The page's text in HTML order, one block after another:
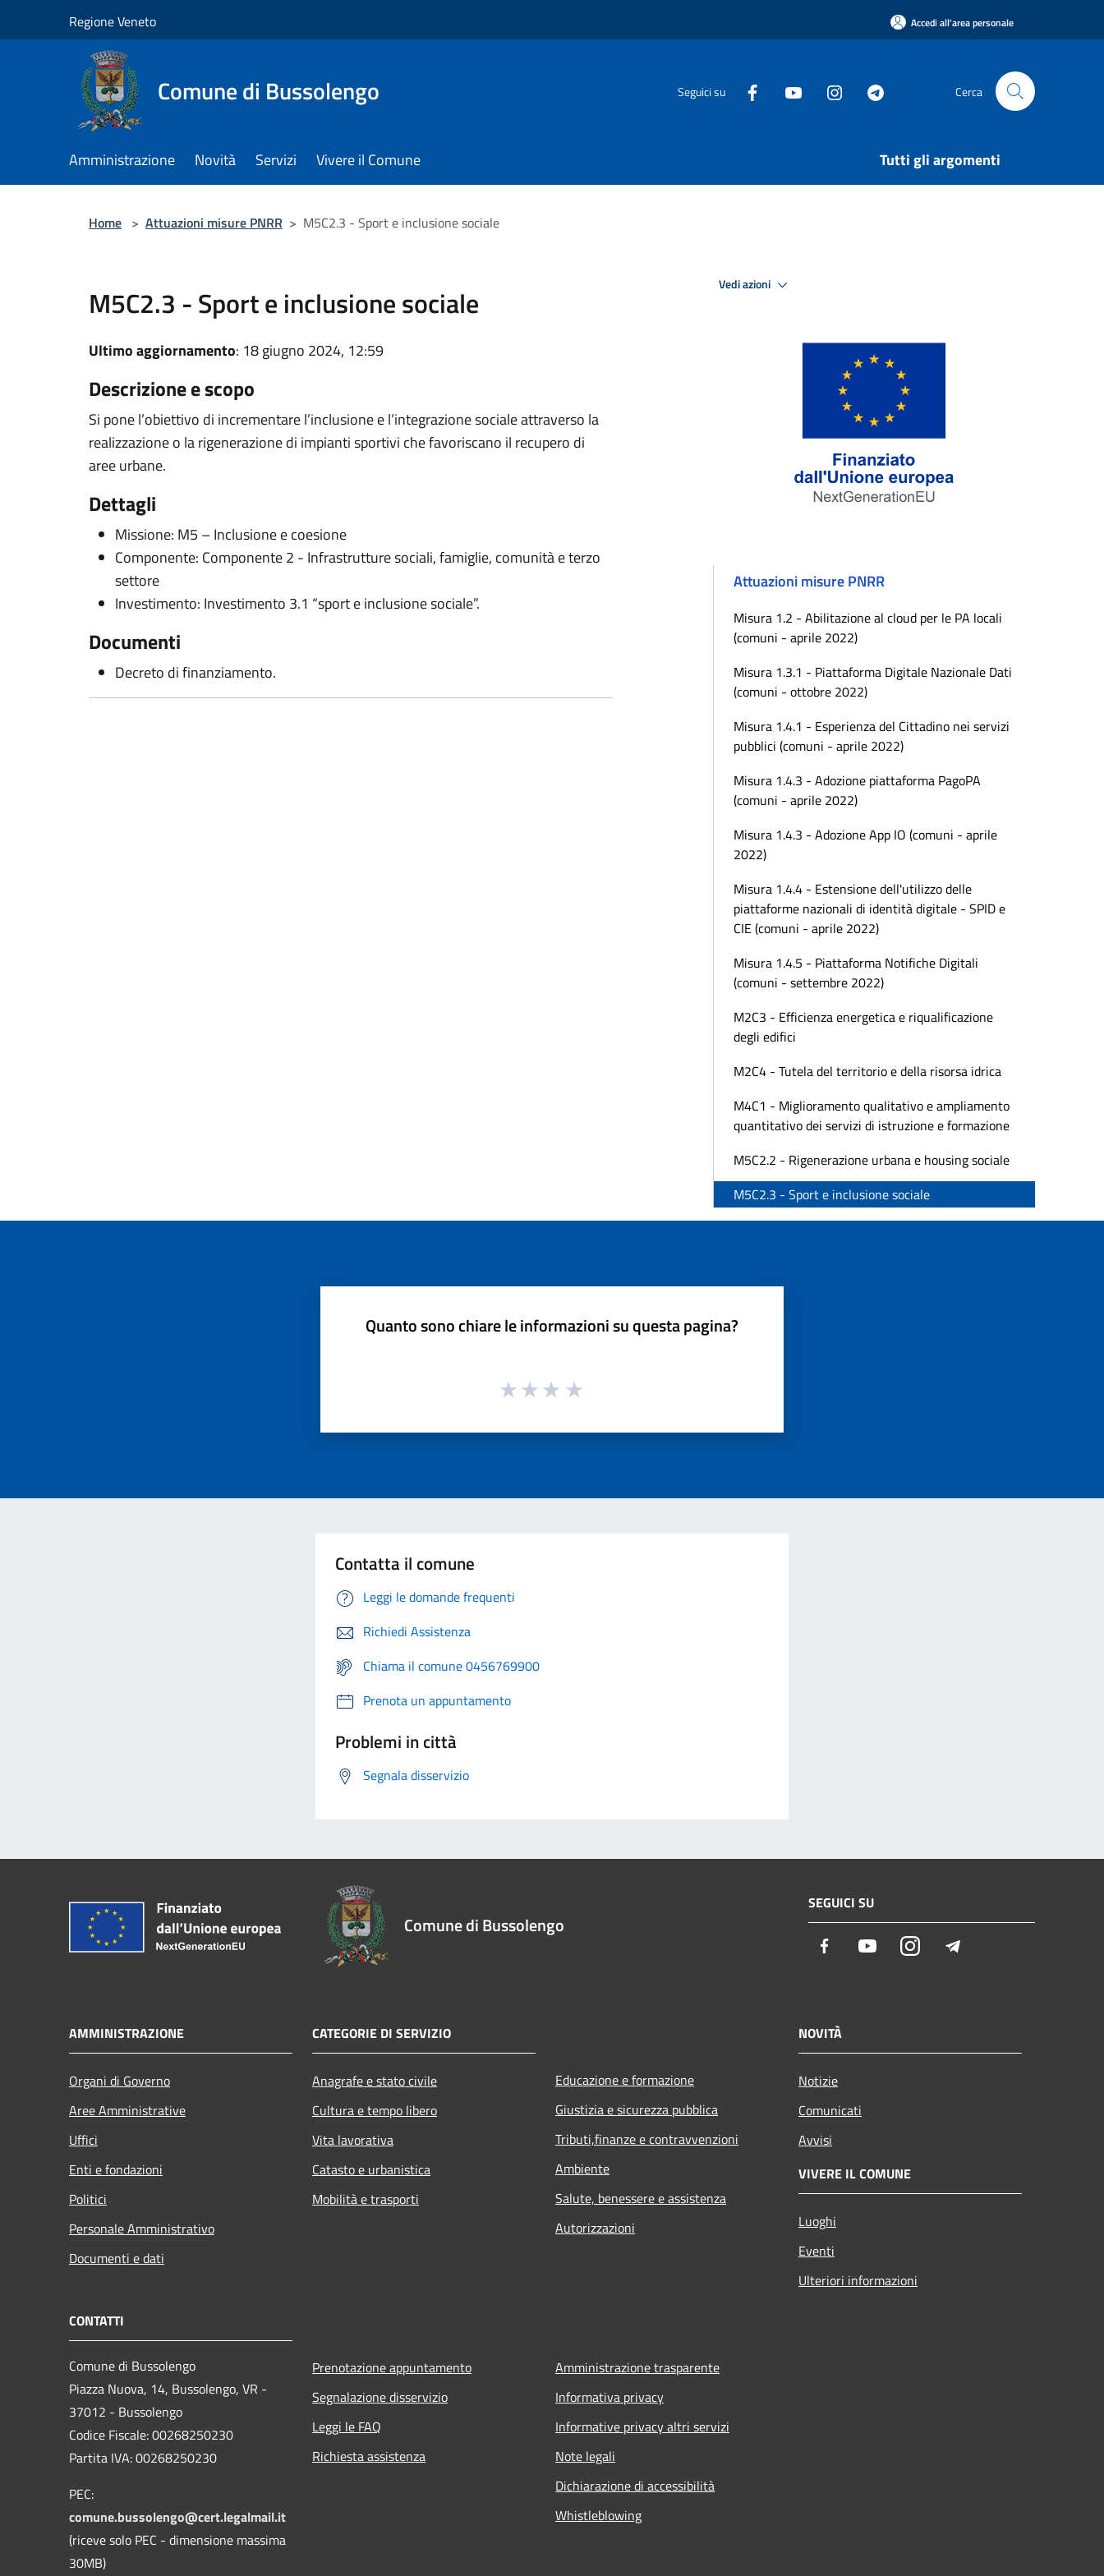
Regione Veneto Accedi all'area personale
Comune di Bussolengo Seguici su Cerca
Amministrazione Novità Servizi Vivere il Comune Tutti gli argomenti
Home > Attuazioni misure PNRR > M5C2.3 - Sport e inclusione sociale
M5C2.3 - Sport e inclusione sociale
Ultimo aggiornamento: 18 giugno 2024, 12:59
Descrizione e scopo
Si pone l’obiettivo di incrementare l’inclusione e l’integrazione sociale attraverso la
realizzazione o la rigenerazione di impianti sportivi che favoriscano il recupero di
aree urbane.
Dettagli
Missione: M5 – Inclusione e coesione
Componente: Componente 2 - Infrastrutture sociali, famiglie, comunità e terzo
settore
Investimento: Investimento 3.1 “sport e inclusione sociale”.
Documenti
Decreto di finanziamento.
Vedi azioni
Attuazioni misure PNRR
Misura 1.2 - Abilitazione al cloud per le PA locali
(comuni - aprile 2022)
Misura 1.3.1 - Piattaforma Digitale Nazionale Dati
(comuni - ottobre 2022)
Misura 1.4.1 - Esperienza del Cittadino nei servizi
pubblici (comuni - aprile 2022)
Misura 1.4.3 - Adozione piattaforma PagoPA
(comuni - aprile 2022)
Misura 1.4.3 - Adozione App IO (comuni - aprile
2022)
Misura 1.4.4 - Estensione dell'utilizzo delle
piattaforme nazionali di identità digitale - SPID e
CIE (comuni - aprile 2022)
Misura 1.4.5 - Piattaforma Notifiche Digitali
(comuni - settembre 2022)
M2C3 - Efficienza energetica e riqualificazione
degli edifici
M2C4 - Tutela del territorio e della risorsa idrica
M4C1 - Miglioramento qualitativo e ampliamento
quantitativo dei servizi di istruzione e formazione
M5C2.2 - Rigenerazione urbana e housing sociale
M5C2.3 - Sport e inclusione sociale
Quanto sono chiare le informazioni su questa pagina?
Contatta il comune
Leggi le domande frequenti
Richiedi Assistenza
Chiama il comune 0456769900
Prenota un appuntamento
Problemi in città
Segnala disservizio
Comune di Bussolengo
SEGUICI SU
Facebook YoutubeInstagram
AMMINISTRAZIONE
Organi di Governo
Aree Amministrative
Uffici
Enti e fondazioni
Politici
Personale Amministrativo
Documenti e dati
CATEGORIE DI SERVIZIO
Anagrafe e stato civile
Cultura e tempo libero
Vita lavorativa
Catasto e urbanistica
Mobilità e trasporti
Educazione e formazione
Giustizia e sicurezza pubblica
Tributi,finanze e contravvenzioni
Ambiente
Salute, benessere e assistenza
Autorizzazioni
NOVITÀ
Notizie
Comunicati
Avvisi
VIVERE IL COMUNE
Luoghi
Eventi
Ulteriori informazioni
CONTATTI
Comune di Bussolengo
Piazza Nuova, 14, Bussolengo, VR -
37012 - Bussolengo
Codice Fiscale: 00268250230
Partita IVA: 00268250230
PEC:
comune.bussolengo@cert.legalmail.it
(riceve solo PEC - dimensione massima
30MB)
Prenotazione appuntamento
Segnalazione disservizio
Leggi le FAQ
Richiesta assistenza
Amministrazione trasparente
Informativa privacy
Informative privacy altri servizi
Note legali
Dichiarazione di accessibilità
Whistleblowing